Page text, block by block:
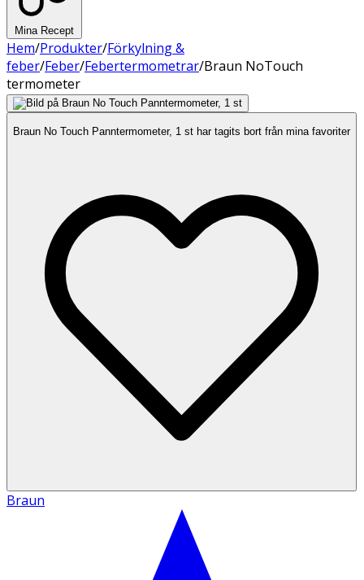
Mina Recept
Hem/Produkter/Förkylning &
feber/Feber/Febertermometrar/Braun NoTouch
termometer
Braun No Touch Panntermometer, 1 st har tagits bort från mina favoriter
Braun